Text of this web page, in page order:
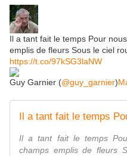
Il a tant fait le temps Pour
emplis de fleurs Sous le ciel
https://t.co/97kSG3laNW
Guy Garnier (@guy_garnier)
Il a tant fait le temps
Il a tant fait le temps
champs emplis de fleurs